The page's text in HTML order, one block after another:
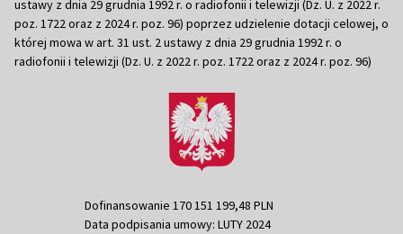
ustawy z dnia 29 grudnia 1992 r. o radiofonii i telewizji (Dz. U. z 2022 r.
poz. 1722 oraz z 2024 r. poz. 96) poprzez udzielenie dotacji celowej, o
której mowa w art. 31 ust. 2 ustawy z dnia 29 grudnia 1992 r. o
radiofonii i telewizji (Dz. U. z 2022 r. poz. 1722 oraz z 2024 r. poz. 96)
Dofinansowanie 170 151 199,48 PLN
Data podpisania umowy: LUTY 2024